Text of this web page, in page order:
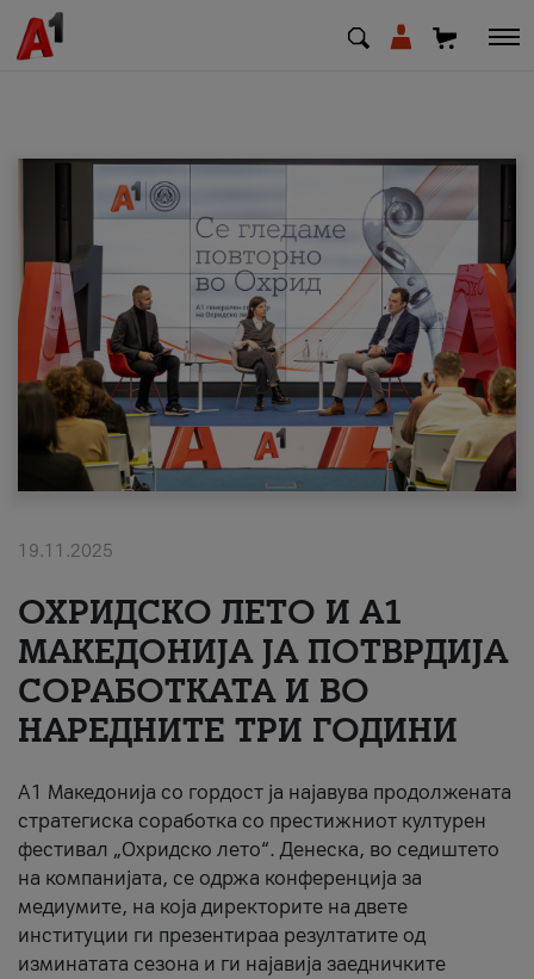
МК SQ
Приватни Деловни
Поддршка
Надополни кредит
#ПодобарОнлајн
19.11.2025
ОХРИДСКО ЛЕТО И A1
МАКЕДОНИЈА ЈА ПОТВРДИЈА
СОРАБОТКАТА И ВО
НАРЕДНИТЕ ТРИ ГОДИНИ
A1 Македонија со гордост ја најавува продолжената
стратегиска соработка со престижниот културен
фестивал „Охридско лето“. Денеска, во седиштето
на компанијата, се одржа конференција за
медиумите, на која директорите на двете
институции ги презентираа резултатите од
изминатата сезона и ги најавија заедничките